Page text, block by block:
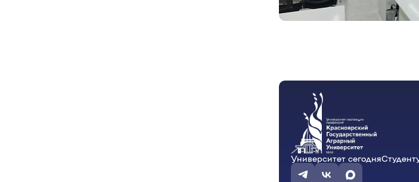
Бухгалтерский учет
Психология,
энергетики
Физики и математики
Механизация и
Общеинженерных
Системоэнергетики
Теоретических основ
Тракторы и
Электроснабжения
Университет сегодня